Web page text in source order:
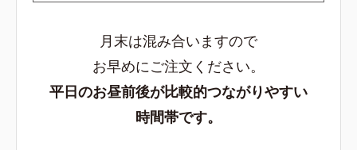
月末は混み合いますので
お早めにご注文ください。
平日のお昼前後が比較的つながりやすい
時間帯です。